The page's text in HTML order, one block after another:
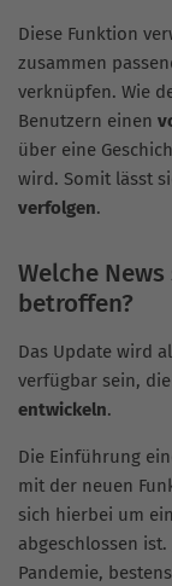
Diese Funktion
zusammen
verknüpfen. Wie
Benutzern einen
über eine
wird. Somit lässt
verfolgen.
Welche
betroffen?
Das Update wird
verfügbar sein,
entwickeln.
Die Einführung
mit der neuen
sich hierbei um
abgeschlossen ist.
Pandemie,